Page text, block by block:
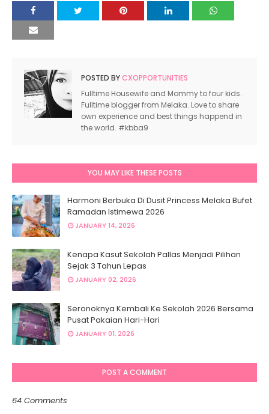
POSTED BYCXOPPORTUNITIES
Fulltime Housewife and Mommy to four kids.
Fulltime blogger from Melaka. Love to share
own experience and best things happend in
the world. #kbba9
YOU MAY LIKE THESE POSTS
Harmoni Berbuka Di Dusit Princess Melaka Bufet
Ramadan Istimewa 2026
JANUARY 14, 2026
Kenapa Kasut Sekolah Pallas Menjadi Pilihan
Sejak 3 Tahun Lepas
JANUARY 02, 2026
Seronoknya Kembali Ke Sekolah 2026 Bersama
Pusat Pakaian Hari-Hari
JANUARY 01, 2026
POST A COMMENT
64 Comments